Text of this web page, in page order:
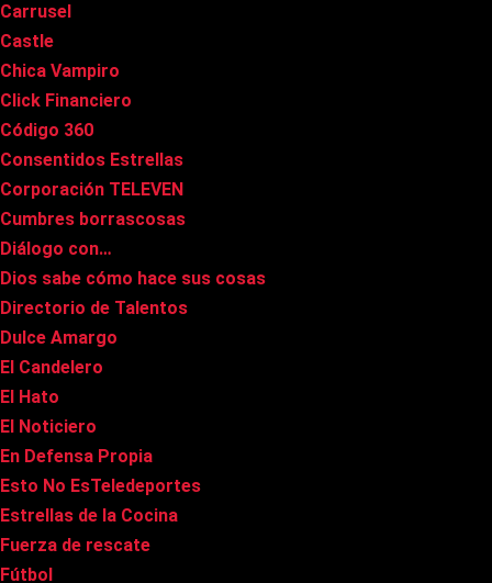
Carrusel
Castle
Chica Vampiro
Click Financiero
Código 360
Consentidos Estrellas
Corporación TELEVEN
Cumbres borrascosas
Diálogo con…
Dios sabe cómo hace sus cosas
Directorio de Talentos
Dulce Amargo
El Candelero
El Hato
El Noticiero
En Defensa Propia
Esto No EsTeledeportes
Estrellas de la Cocina
Fuerza de rescate
Fútbol